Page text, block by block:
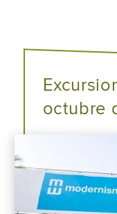
octubre